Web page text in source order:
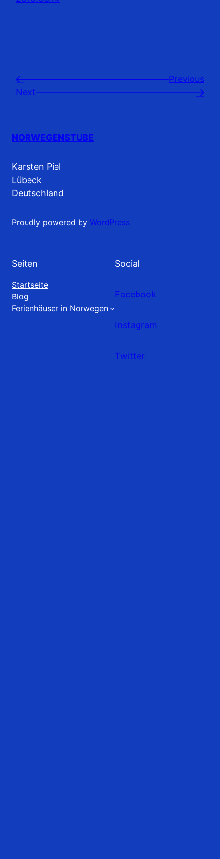
←
Previousㅤ
Next
→
NORWEGENSTUBE
Karsten Piel
Lübeck
Deutschland
Proudly powered by WordPress
Seiten
Startseite
Blog
Ferienhäuser in Norwegen
Social
Facebook
Instagram
Twitter